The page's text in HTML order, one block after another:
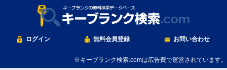
ログイン 無料会員登録 お問い合わせ
※キーブランク検索.comは広告費で運営されています。